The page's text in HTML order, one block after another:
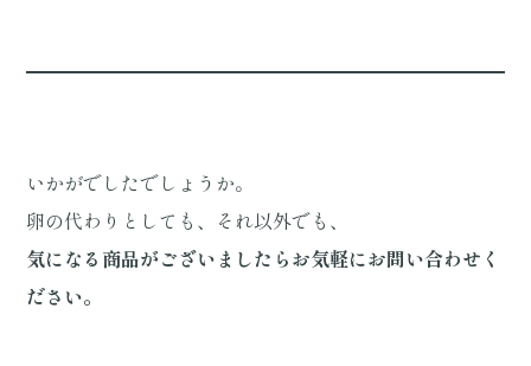
いかがでしたでしょうか。
卵の代わりとしても、それ以外でも、
気になる商品がございましたらお気軽にお問い合わせく
ださい。